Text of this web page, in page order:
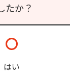
たか？
はい